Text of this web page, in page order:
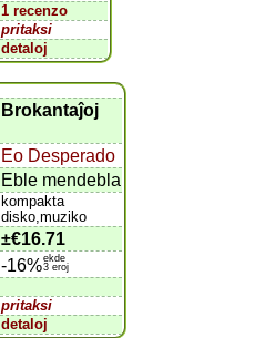
1 recenzo
pritaksi
detaloj
Brokantaĵoj
Eo Desperado
Eble mendebla
kompakta
disko,muziko
±€16.71
-16%ekde
3 eroj
pritaksi
detaloj